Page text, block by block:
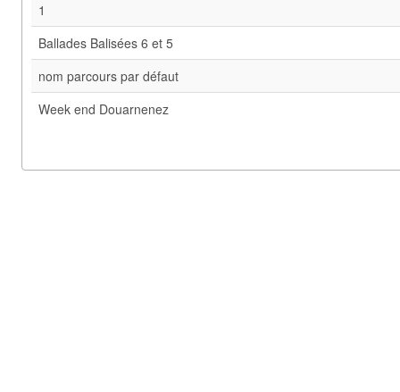
1
Ballades Balisées 6 et 5
nom parcours par défaut
Week end Douarnenez